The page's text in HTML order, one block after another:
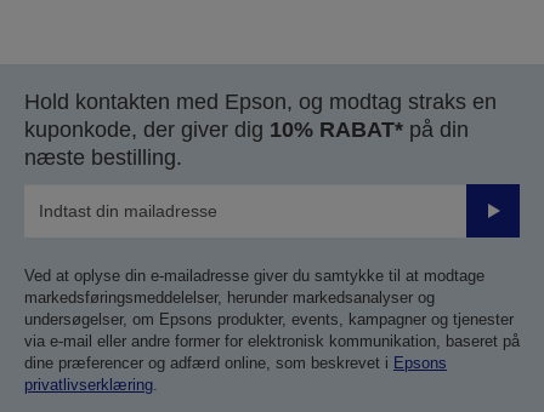
Hold kontakten med Epson, og modtag straks en
kuponkode, der giver dig 10% RABAT* på din
næste bestilling.
Send
Ved at oplyse din e-mailadresse giver du samtykke til at modtage
markedsføringsmeddelelser, herunder markedsanalyser og
undersøgelser, om Epsons produkter, events, kampagner og tjenester
via e-mail eller andre former for elektronisk kommunikation, baseret på
dine præferencer og adfærd online, som beskrevet i Epsons
privatlivserklæring.